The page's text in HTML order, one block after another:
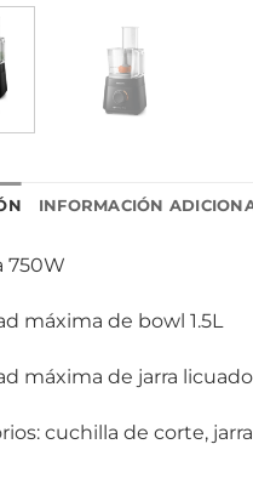
INFORMACIÓN
750W
máxima de bowl 1.5L
máxima de jarra
cuchilla de corte,